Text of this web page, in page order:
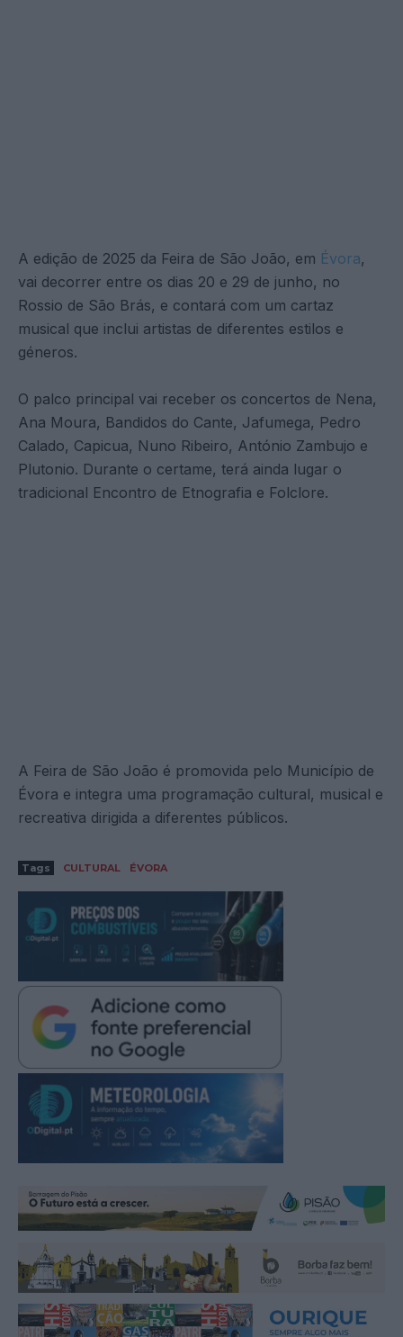
A edição de 2025 da Feira de São João, em Évora,
vai decorrer entre os dias 20 e 29 de junho, no
Rossio de São Brás, e contará com um cartaz
musical que inclui artistas de diferentes estilos e
géneros.
O palco principal vai receber os concertos de Nena,
Ana Moura, Bandidos do Cante, Jafumega, Pedro
Calado, Capicua, Nuno Ribeiro, António Zambujo e
Plutonio. Durante o certame, terá ainda lugar o
tradicional Encontro de Etnografia e Folclore.
A Feira de São João é promovida pelo Município de
Évora e integra uma programação cultural, musical e
recreativa dirigida a diferentes públicos.
Tags CULTURAL ÉVORA